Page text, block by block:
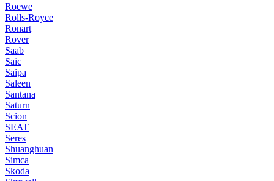
Roewe
Rolls-Royce
Ronart
Rover
Saab
Saic
Saipa
Saleen
Santana
Saturn
Scion
SEAT
Seres
Shuanghuan
Simca
Skoda